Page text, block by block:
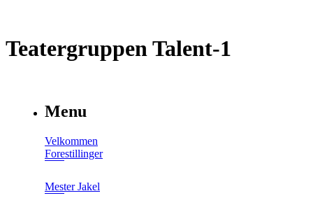
Teatergruppen Talent-1
Menu
Velkommen
Forestillinger
Mester Jakel